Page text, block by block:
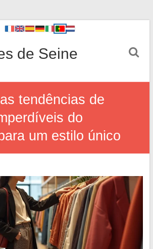
de Seine
tendências de
do
um estilo único